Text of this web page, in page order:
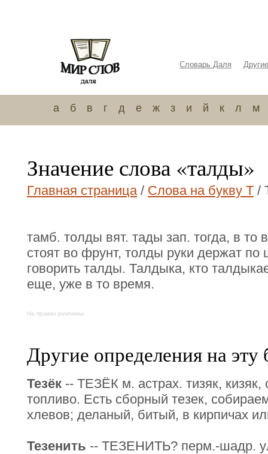
Словарь Даля
а б в г д е ж з и й к л м
Значение слова «талды»
Главная страница/ Слова на букву Т /
тамб. толды вят. тады зап. тогда, в
стоят во фрунт, толды руки держат
говорить талды. Талдыка, кто
еще, уже в то время.
На правах рекламы:
Другие определения на эту
Тезёк -- ТЕЗЁК м. астрах. тизяк, кизяк,
топливо. Есть сборный тезек,
хлевов; деланый, битый, в кирпичах
Тезенить -- ТЕЗЕНИТЬ? перм.-шадр.